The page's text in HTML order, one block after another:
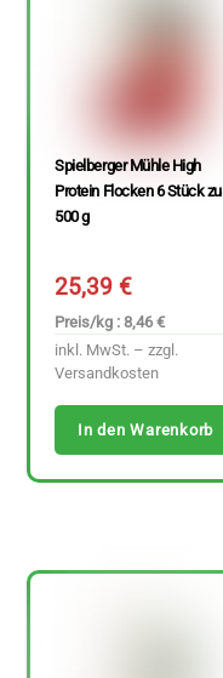
Spielberger Mühle High
Protein Flocken 6 Stück zu
500 g
25,39€
Preis/kg : 8,46 €
inkl. MwSt. – zzgl.
Versandkosten
In den Warenkorb